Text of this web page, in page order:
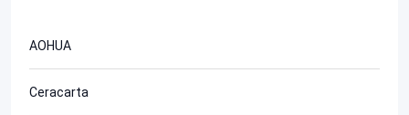
AOHUA
Ceracarta